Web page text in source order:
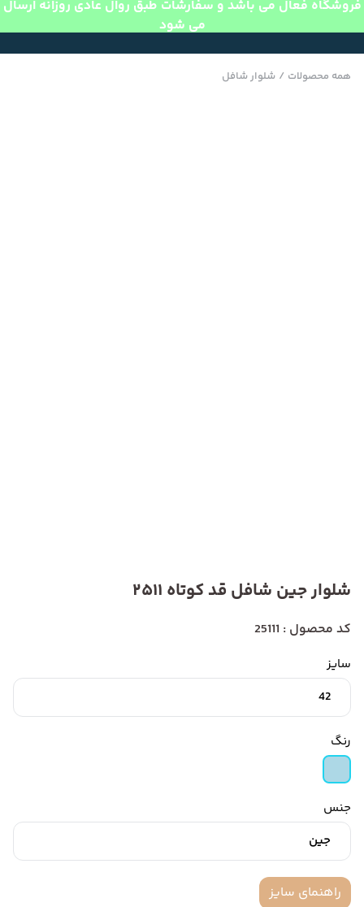
فروشگاه فعال می باشد و سفارشات طبق روال عادی روزانه ارسال
می شود
همه محصولات / شلوار شافل
شلوار جین شافل قد کوتاه 2511
کد محصول : 25111
سایز
42
رنگ
جنس
جین
راهنمای سایز